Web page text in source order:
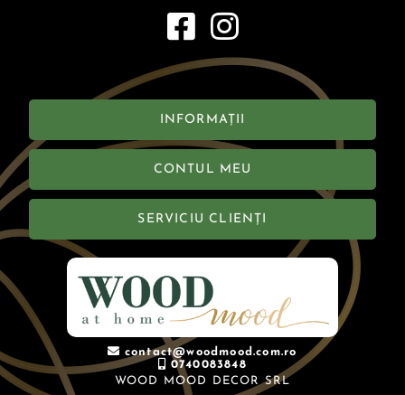
INFORMAȚII
CONTUL MEU
SERVICIU CLIENȚI
contact@woodmood.com.ro
0740083848
WOOD MOOD DECOR SRL